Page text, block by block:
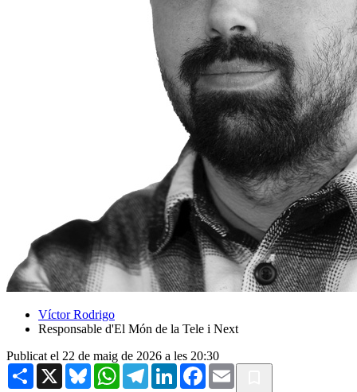
Víctor Rodrigo
Responsable d'El Món de la Tele i Next
Publicat el 22 de maig de 2026 a les 20:30
Share X BlueskyWhatsAppTelegramLinkedInFacebook
Email